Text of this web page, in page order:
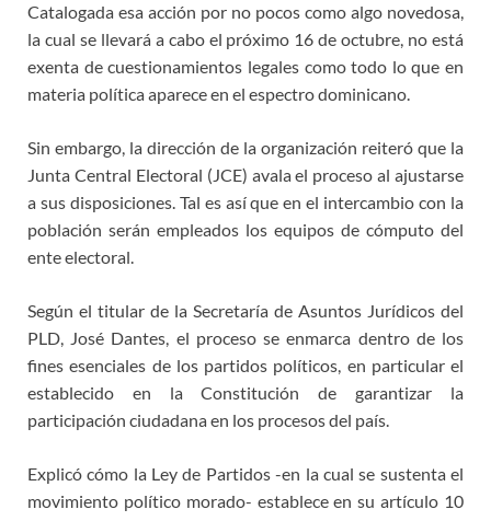
Catalogada esa acción por no pocos como algo novedosa,
la cual se llevará a cabo el próximo 16 de octubre, no está
exenta de cuestionamientos legales como todo lo que en
materia política aparece en el espectro dominicano.
Sin embargo, la dirección de la organización reiteró que la
Junta Central Electoral (JCE) avala el proceso al ajustarse
a sus disposiciones. Tal es así que en el intercambio con la
población serán empleados los equipos de cómputo del
ente electoral.
Según el titular de la Secretaría de Asuntos Jurídicos del
PLD, José Dantes, el proceso se enmarca dentro de los
fines esenciales de los partidos políticos, en particular el
establecido en la Constitución de garantizar la
participación ciudadana en los procesos del país.
Explicó cómo la Ley de Partidos -en la cual se sustenta el
movimiento político morado- establece en su artículo 10